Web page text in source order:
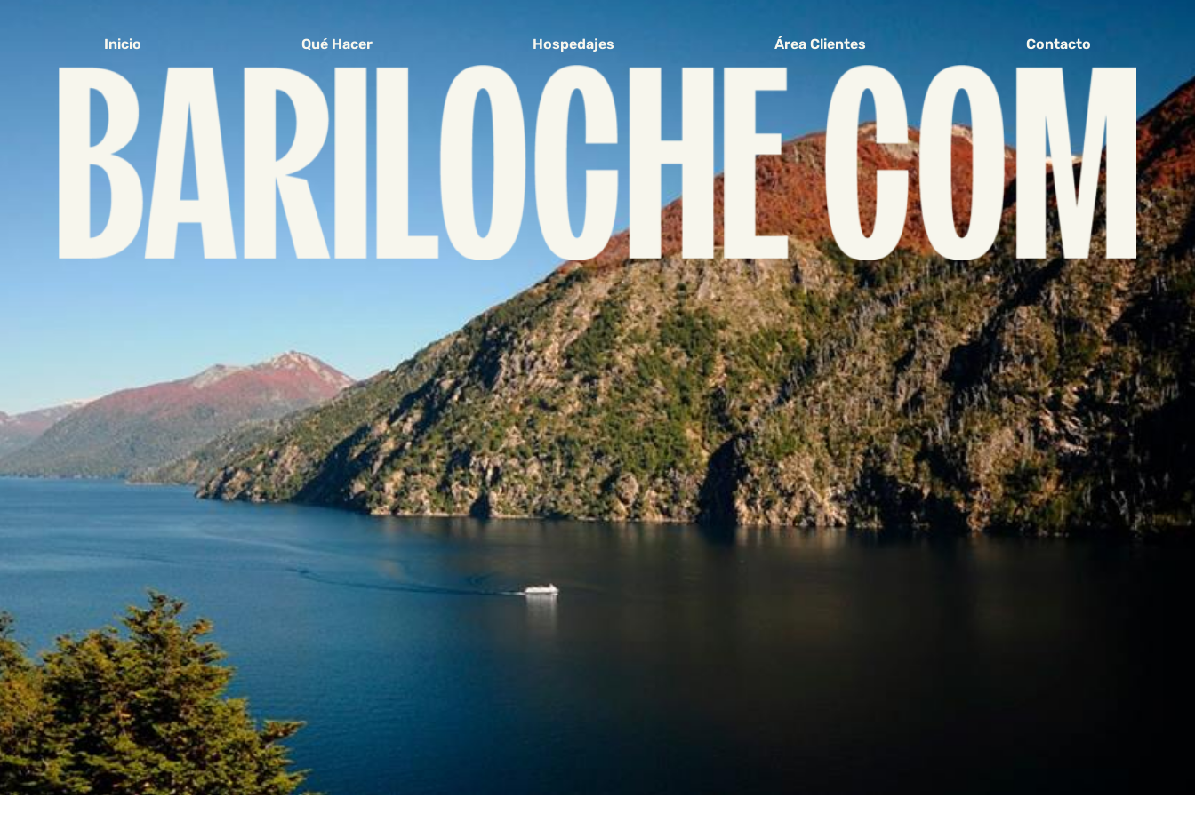
Inicio Qué Hacer Hospedajes Área Clientes Contacto